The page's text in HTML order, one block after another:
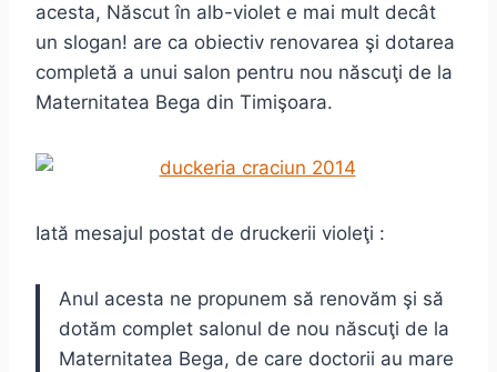
acesta, Născut în alb-violet e mai mult decât
un slogan! are ca obiectiv renovarea şi dotarea
completă a unui salon pentru nou născuţi de la
Maternitatea Bega din Timişoara.
Iată mesajul postat de druckerii violeţi :
Anul acesta ne propunem să renovăm şi să
dotăm complet salonul de nou născuţi de la
Maternitatea Bega, de care doctorii au mare